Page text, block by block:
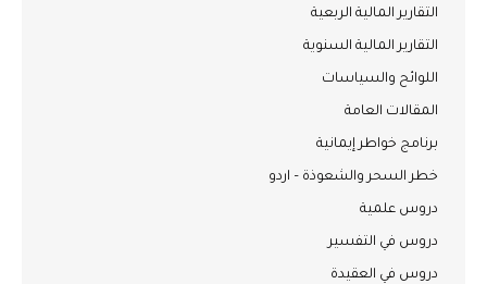
التقارير المالية الربعية
التقارير المالية السنوية
اللوائح والسياسات
المقالات العامة
برنامج خواطر إيمانية
خطر السحر والشعوذة – اردو
دروس علمية
دروس في التفسير
دروس في العقيدة